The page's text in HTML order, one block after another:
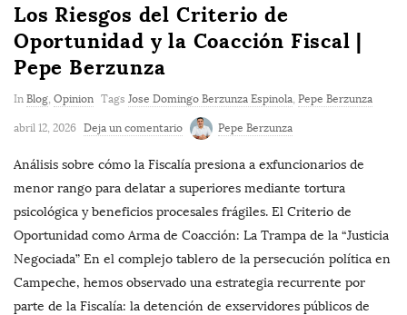
Los Riesgos del Criterio de
Oportunidad y la Coacción Fiscal |
Pepe Berzunza
In Blog Opinion Tags Jose Domingo Berzunza Espinola Pepe Berzunza
abril 12, 2026 Deja un comentario Pepe Berzunza
Análisis sobre cómo la Fiscalía presiona a exfuncionarios de
menor rango para delatar a superiores mediante tortura
psicológica y beneficios procesales frágiles. El Criterio de
Oportunidad como Arma de Coacción: La Trampa de la “Justicia
Negociada” En el complejo tablero de la persecución política en
Campeche, hemos observado una estrategia recurrente por
parte de la Fiscalía: la detención de exservidores públicos de